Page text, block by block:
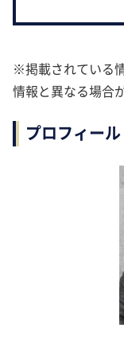
※掲載されている
情報と異なる場合
プロフィール